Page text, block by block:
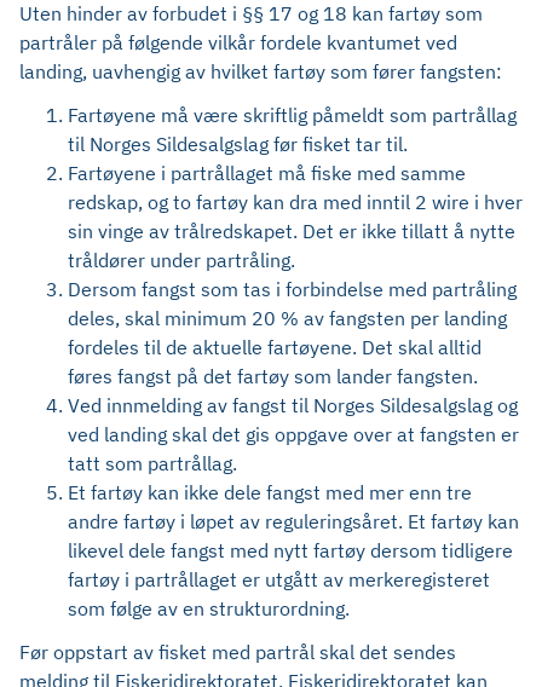
Uten hinder av forbudet i §§ 17 og 18 kan fartøy som
partråler på følgende vilkår fordele kvantumet ved
landing, uavhengig av hvilket fartøy som fører fangsten:
Fartøyene må være skriftlig påmeldt som partrållag
til Norges Sildesalgslag før fisket tar til.
Fartøyene i partrållaget må fiske med samme
redskap, og to fartøy kan dra med inntil 2 wire i hver
sin vinge av trålredskapet. Det er ikke tillatt å nytte
tråldører under partråling.
Dersom fangst som tas i forbindelse med partråling
deles, skal minimum 20 % av fangsten per landing
fordeles til de aktuelle fartøyene. Det skal alltid
føres fangst på det fartøy som lander fangsten.
Ved innmelding av fangst til Norges Sildesalgslag og
ved landing skal det gis oppgave over at fangsten er
tatt som partrållag.
Et fartøy kan ikke dele fangst med mer enn tre
andre fartøy i løpet av reguleringsåret. Et fartøy kan
likevel dele fangst med nytt fartøy dersom tidligere
fartøy i partrållaget er utgått av merkeregisteret
som følge av en strukturordning.
Før oppstart av fisket med partrål skal det sendes
melding til Fiskeridirektoratet. Fiskeridirektoratet kan